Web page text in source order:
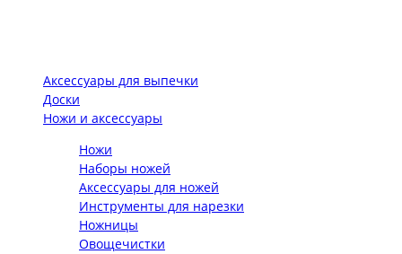
Аксессуары для выпечки
Доски
Ножи и аксессуары
Ножи
Наборы ножей
Аксессуары для ножей
Инструменты для нарезки
Ножницы
Овощечистки